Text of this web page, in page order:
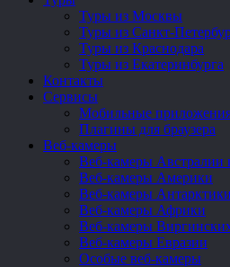
Туры из Москвы
Туры из Санкт-
Туры из Краснодара
Туры из Екатеринбурга
Контакты
Сервисы
Мобильные
Плагины для браузера
Веб-камеры
Веб-камеры Австралии
Веб-камеры Америки
Веб-камеры Антарктики
Веб-камеры Африки
Веб-камеры
Веб-камеры Евразии
Особые веб-камеры